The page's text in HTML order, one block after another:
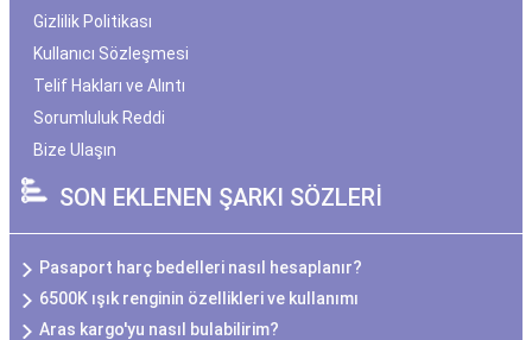
Gizlilik Politikası
Kullanıcı Sözleşmesi
Telif Hakları ve Alıntı
Sorumluluk Reddi
Bize Ulaşın
SON EKLENEN ŞARKI SÖZLERİ
Pasaport harç bedelleri nasıl hesaplanır?
6500K ışık renginin özellikleri ve kullanımı
Aras kargo'yu nasıl bulabilirim?